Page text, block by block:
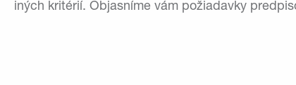
iných kritérií. Objasníme vám požiadavky